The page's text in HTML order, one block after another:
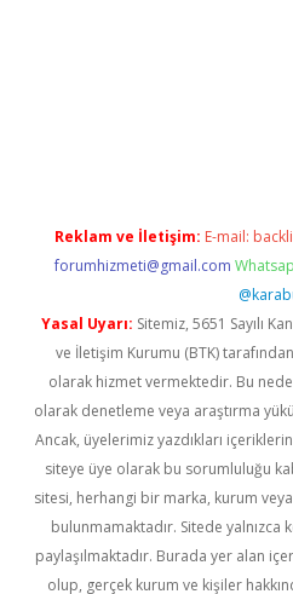
Reklam ve İletişim: E-mail:
forumhizmeti@gmail.com
Yasal Uyarı: Sitemiz, 5651 Sayılı
ve İletişim Kurumu (BTK)
olarak hizmet vermektedir. Bu
olarak denetleme veya araştırma
Ancak, üyelerimiz yazdıkları
siteye üye olarak bu sorumluluğu
sitesi, herhangi bir marka, kurum
bulunmamaktadır. Sitede yalnızca
paylaşılmaktadır. Burada yer alan
olup, gerçek kurum ve kişiler